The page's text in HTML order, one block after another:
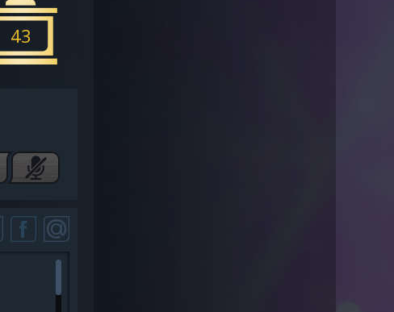
43